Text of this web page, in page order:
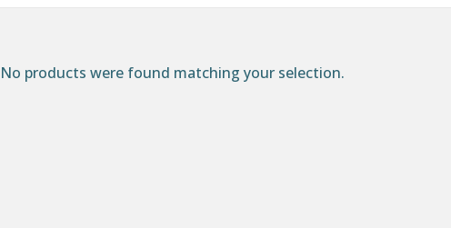
No products were found matching your selection.